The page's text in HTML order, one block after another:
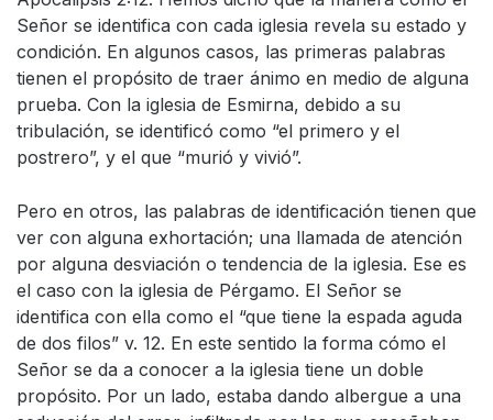
Señor se identifica con cada iglesia revela su estado y
condición. En algunos casos, las primeras palabras
tienen el propósito de traer ánimo en medio de alguna
prueba. Con la iglesia de Esmirna, debido a su
tribulación, se identificó como “el primero y el
postrero”, y el que “murió y vivió”.
Pero en otros, las palabras de identificación tienen que
ver con alguna exhortación; una llamada de atención
por alguna desviación o tendencia de la iglesia. Ese es
el caso con la iglesia de Pérgamo. El Señor se
identifica con ella como el “que tiene la espada aguda
de dos filos” v. 12. En este sentido la forma cómo el
Señor se da a conocer a la iglesia tiene un doble
propósito. Por un lado, estaba dando albergue a una